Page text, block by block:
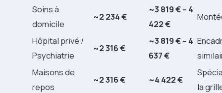
Soins à
domicile
~2 234 €
~3 819 € – 4
422 €
Hôpital privé /
Psychiatrie
~2 316 €
~3 819 € – 4
637 €
Maisons de
repos
~2 316 € ~4 422 €
la